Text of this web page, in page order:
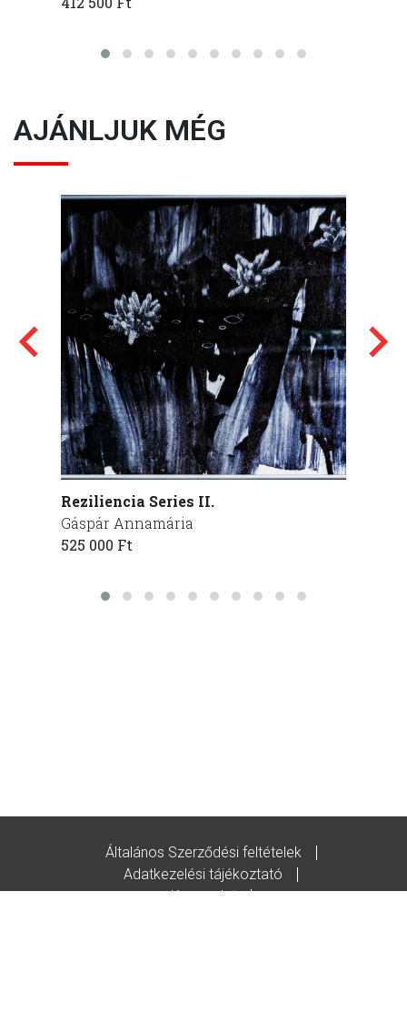
AJÁNLJUK MÉG
Reziliencia Series II.
Gáspár Annamária
525 000 Ft
Általános Szerződési feltételek
Adatkezelési tájékoztató
Kapcsolat